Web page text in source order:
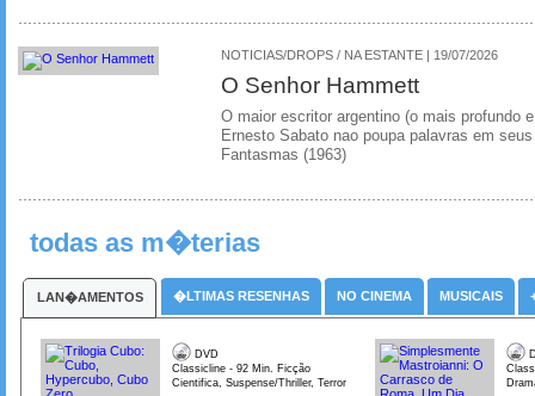
NOTICIAS/DROPS / NA ESTANTE | 19/07/2026
O Senhor Hammett
O maior escritor argentino (o mais profundo
Ernesto Sabato nao poupa palavras em
Fantasmas (1963)
todas as m�terias
LAN�AMENTOS �LTIMAS RESENHAS NO CINEMA MUSICAIS
DVD
Classicline - 92 Min. Ficção
Cientifica, Suspense/Thriller, Terror